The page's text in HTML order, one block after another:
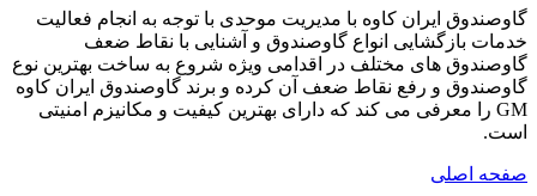
گاوصندوق ایران کاوه با مدیریت موحدی با توجه به انجام فعالیت
خدمات بازگشایی انواع گاوصندوق و آشنایی با نقاط ضعف
گاوصندوق های مختلف در اقدامی ویژه شروع به ساخت بهترین نوع
گاوصندوق و رفع نقاط ضعف آن کرده و برند گاوصندوق ایران کاوه
GM را معرفی می کند که دارای بهترین کیفیت و مکانیزم امنیتی
است.
صفحه اصلی